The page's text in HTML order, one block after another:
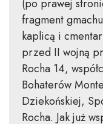
(po prawej
fragment
kaplicą i
przed II wojną
Rocha 14,
Bohaterów
Dziekońskiej,
Rocha. Jak już